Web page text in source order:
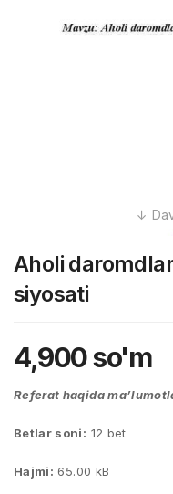
Aholi
siyosati
4,900so'm
Referat haqida
Betlar soni: 12 bet
Hajmi: 65.00 kB